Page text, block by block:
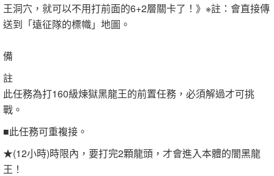
王洞穴，就可以不用打前面的6+2層關卡了！》※註：會直接傳
送到「遠征隊的標幟」地圖。
備
註
此任務為打160級煉獄黑龍王的前置任務，必須解過才可挑
戰。
■此任務可重複接。
★(12小時)時限內，要打完2顆龍頭，才會進入本體的闇黑龍
王！